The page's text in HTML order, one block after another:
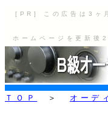
[PR] この広告は3ヶ
ホームページを更新後
ＴＯＰ ＞ オーデ